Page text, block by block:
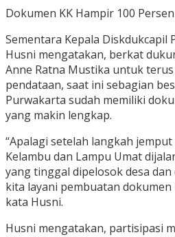
Dokumen KK Hampir 100 Persen
Sementara Kepala Diskdukcapil
Husni mengatakan, berkat
Anne Ratna Mustika untuk
pendataan, saat ini sebagian
Purwakarta sudah memiliki
yang makin lengkap.
“Apalagi setelah langkah
Kelambu dan Lampu Umat
yang tinggal dipelosok desa
kita layani pembuatan dokumen
kata Husni.
Husni mengatakan, partisipasi